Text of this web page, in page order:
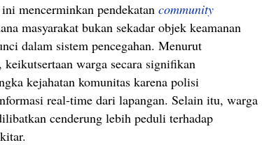
mencerminkan pendekatan community
masyarakat bukan sekadar objek keamanan
dalam sistem pencegahan. Menurut
warga secara signifikan
kejahatan komunitas karena polisi
real-time dari lapangan. Selain itu, warga
cenderung lebih peduli terhadap